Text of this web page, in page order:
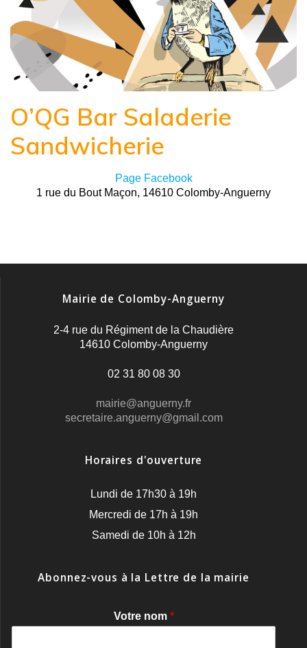
O’QG Bar Saladerie
Sandwicherie
Page Facebook
1 rue du Bout Maçon, 14610 Colomby-Anguerny
Mairie de Colomby-Anguerny
2-4 rue du Régiment de la Chaudière
14610 Colomby-Anguerny
02 31 80 08 30
mairie@anguerny.fr
secretaire.anguerny@gmail.com
Horaires d'ouverture
Lundi de 17h30 à 19h
Mercredi de 17h à 19h
Samedi de 10h à 12h
Abonnez-vous à la Lettre de la mairie
Votre nom *